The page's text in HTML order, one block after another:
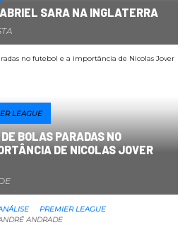
SARA NA INGLATERRA
LEAGUE
BOLAS PARADAS NO
DE NICOLAS JOVER
PREMIER LEAGUE
ANDRADE